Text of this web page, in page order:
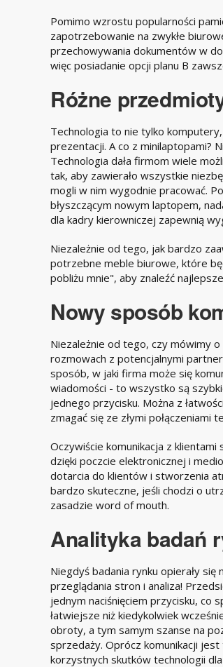
Pomimo wzrostu popularności
zapotrzebowanie na zwykłe
przechowywania dokumentów w
więc posiadanie opcji planu B
Różne
Technologia to nie tylko
prezentacji. A co z minilaptopami?
Technologia dała firmom wiele
tak, aby zawierało wszystkie
mogli w nim wygodnie pracować.
błyszczącym nowym laptopem,
dla kadry kierowniczej zapewnią
Niezależnie od tego, jak bardzo
potrzebne meble biurowe, które
pobliżu mnie", aby znaleźć
Nowy sposób
Niezależnie od tego, czy mówimy
rozmowach z potencjalnymi
sposób, w jaki firma może się
wiadomości - to wszystko są
jednego przycisku. Można z
zmagać się ze złymi połączeniami
Oczywiście komunikacja z
dzięki poczcie elektronicznej i
dotarcia do klientów i stworzenia
bardzo skuteczne, jeśli chodzi o
zasadzie word of mouth.
Analityka badań
Niegdyś badania rynku opierały
przeglądania stron i analiza!
jednym naciśnięciem przycisku, co
łatwiejsze niż kiedykolwiek
obroty, a tym samym szanse na
sprzedaży. Oprócz komunikacji
korzystnych skutków technologii